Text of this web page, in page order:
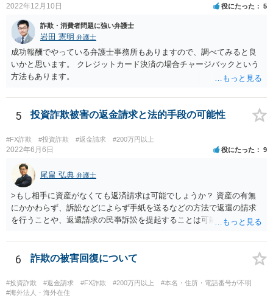
2022年12月10日 役にたった 5
詐欺・消費者問題に強い弁護士
岩田 憲明 弁護士
成功報酬でやっている弁護士事務所もありますので、調べてみると良
いかと思います。 クレジットカード決済の場合チャージバックという
方法もあります。
5 投資詐欺被害の返金請求と法的手段の可能性
#FX詐欺 #投資詐欺 #返金請求 #200万円以上
2022年6月6日 役にたった 9
尾畠 弘典 弁護士
>もし相手に資産がなくても返済請求は可能でしょうか？ 資産の有無
にかかわらず、訴訟などによらず手紙を送るなどの方法で返還の請求
を行うことや、返還請求の民亊訴訟を提起することは可能です。 た
合も勝訴できるかどうか、勝訴できるとして相手が判決に従って任意
に返金するかどうかは、不確実です。 相手方が、最初からだますつも
は散逸しているか費消されているか隠匿されている可能性が高いで
す。 そうなると、たとえ民事訴訟で勝訴判決を得たとしても、最終的
6 詐欺の被害回復について
#投資詐欺 #返金請求 #FX詐欺 #200万円以上
#本名・住所・電話番号が不明
#海外法人・海外在住